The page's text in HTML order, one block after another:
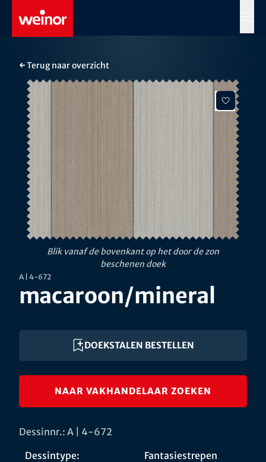
Skip to main content
← Terug naar overzicht
Blik vanaf de bovenkant op het door de zon
beschenen doek
A | 4-672
macaroon/mineral
DOEKSTALEN BESTELLEN
NAAR VAKHANDELAAR ZOEKEN
Dessinnr.: A | 4-672
Dessintype:
Fantasiestrepen